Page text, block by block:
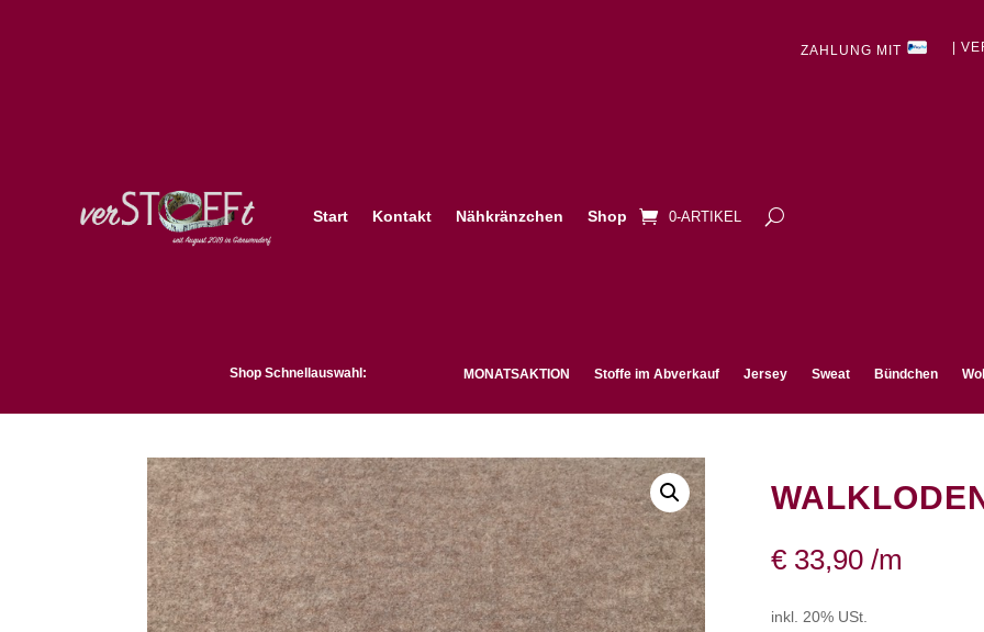
ZAHLUNG MIT |
Start Kontakt Nähkränzchen Shop 0-ARTIKEL
Shop Schnellauswahl: MONATSAKTION Stoffe im Abverkauf Jersey Sweat Bündchen
€33,90/m
inkl. 20% USt.